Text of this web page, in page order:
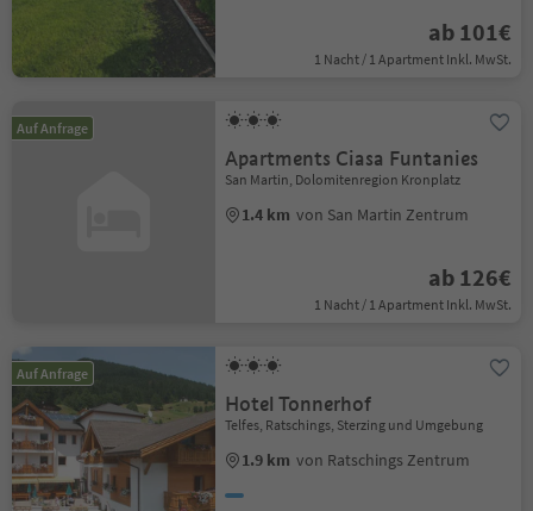
ab 101€
1 Nacht / 1 Apartment Inkl. MwSt.
Auf Anfrage
Apartments Ciasa Funtanies
San Martin, Dolomitenregion Kronplatz
1.4 km von San Martin Zentrum
ab 126€
1 Nacht / 1 Apartment Inkl. MwSt.
Auf Anfrage
Hotel Tonnerhof
Telfes, Ratschings, Sterzing und Umgebung
1.9 km von Ratschings Zentrum